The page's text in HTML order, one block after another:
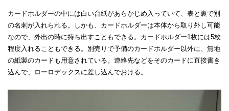
カードホルダーの中には白い台紙があらかじめ入っていて、表と裏で別
の名刺が入れられる。しかも、カードホルダーは本体から取り外し可能
なので、外出の時に持ち出すこともできる。カードホルダー1枚には5枚
程度入れることもできる。別売りで予備のカードホルダー以外に、無地
の紙製のカードも用意されている。連絡先などをそのカードに直接書き
込んで、ローロデックスに差し込んでおける。